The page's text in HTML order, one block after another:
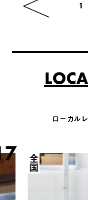
1
ローカル
全国